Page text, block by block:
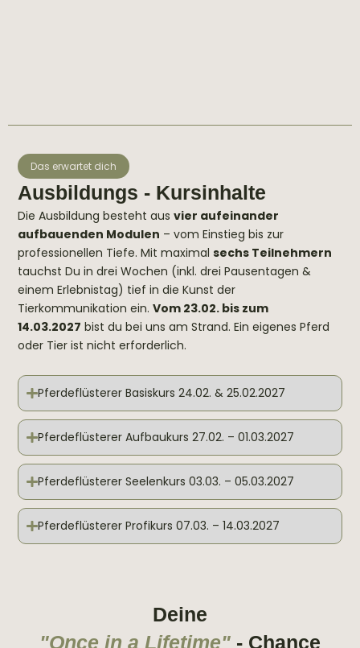
Das erwartet dich
Ausbildungs - Kursinhalte
Die Ausbildung besteht ausvier aufeinander
aufbauenden Modulen – vom Einstieg bis zur
professionellen Tiefe.Mit maximalsechs Teilnehmern
tauchst Du in drei Wochen (inkl. drei Pausentagen &
einem Erlebnistag) tief in die Kunst der
Tierkommunikation ein.Vom 23.02. bis zum
14.03.2027 bist du bei uns am Strand. Eineigenes Pferd
oder Tier istnicht erforderlich.
Pferdeflüsterer Basiskurs 24.02. & 25.02.2027
Pferdeflüsterer Aufbaukurs 27.02. – 01.03.2027
Pferdeflüsterer Seelenkurs 03.03. – 05.03.2027
Pferdeflüsterer Profikurs 07.03. – 14.03.2027
Deine
"Once in a Lifetime" - Chance